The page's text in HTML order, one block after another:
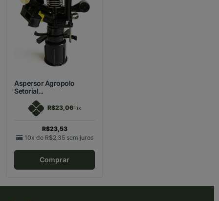
Aspersor Agropolo
Setorial...
R$23,06Pix
R$23,53
10x de R$2,35 sem juros
Comprar